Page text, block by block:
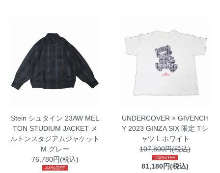
Stein シュタイン 23AW MEL
TON STUDIUM JACKET メ
ルトンスタジアムジャケット
M グレー
76,780円(税込)
44%OFF
UNDERCOVER × GIVENCH
Y 2023 GINZA SIX 限定 Tシ
ャツ L ホワイト
107,800円(税込)
24%OFF
81,180円(税込)